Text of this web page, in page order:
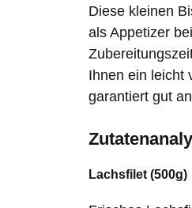
Diese kleinen
als Appetizer
Ihnen ein leicht
garantiert gut
Lachsfilet (500g)